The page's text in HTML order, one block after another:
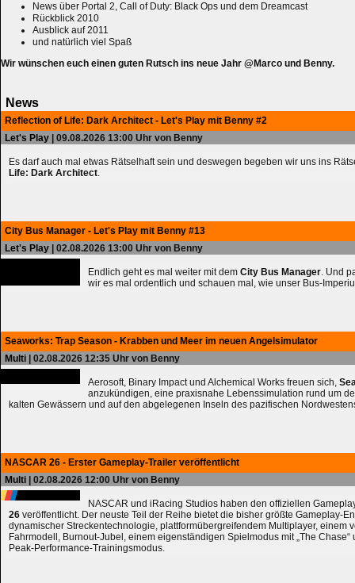
News über Portal 2, Call of Duty: Black Ops und dem Dreamcast
Rückblick 2010
Ausblick auf 2011
und natürlich viel Spaß
Wir wünschen euch einen guten Rutsch ins neue Jahr @Marco und Benny.
News
Reflection of Life: Dark Architect - Let's Play mit Benny #2
Let's Play | 09.08.2026 13:00 Uhr von Benny
Es darf auch mal etwas Rätselhaft sein und deswegen begeben wir uns ins
Life: Dark Architect.
City Bus Manager - Let's Play mit Benny #13
Let's Play | 02.08.2026 13:00 Uhr von Benny
Endlich geht es mal weiter mit dem City Bus Manager. Und
wir es mal ordentlich und schauen mal, wie unser Bus-
Seaworks: Trap Season - Krabben und Meer im neuen Angelsimulator
Multi | 02.08.2026 12:35 Uhr von Benny
Aerosoft, Binary Impact und Alchemical Works freuen sich,
anzukündigen, eine praxisnahe Lebenssimulation rund um
kalten Gewässern und auf den abgelegenen Inseln des pazifischen
NASCAR 26 - Erster Gameplay-Trailer veröffentlicht
Multi | 02.08.2026 12:00 Uhr von Benny
NASCAR und iRacing Studios haben den offiziellen
26 veröffentlicht. Der neuste Teil der Reihe bietet die bisher größte Gameplay-
dynamischer Streckentechnologie, plattformübergreifendem Multiplayer, einem
Fahrmodell, Burnout-Jubel, einem eigenständigen Spielmodus mit „The
Peak-Performance-Trainingsmodus.